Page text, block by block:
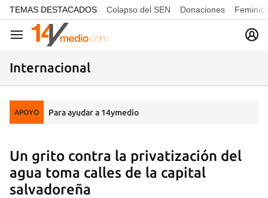
common.go-to-content
TEMAS DESTACADOS Colapso del SEN Donaciones
Navegación
Internacional
APOYO Para ayudar a 14ymedio
Un grito contra la privatización del
agua toma calles de la capital
salvadoreña